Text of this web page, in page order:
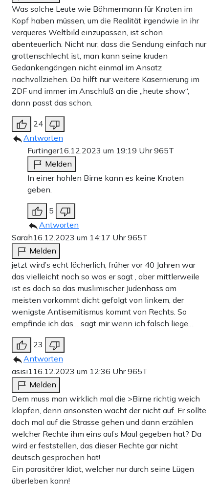
Was solche Leute wie Böhmermann für Knoten im
Kopf haben müssen, um die Realität irgendwie in ihr
verqueres Weltbild einzupassen, ist schon
abenteuerlich. Nicht nur, dass die Sendung einfach nur
grottenschlecht ist, man kann seine kruden
Gedankengängen nicht einmal im Ansatz
nachvollziehen. Da hilft nur weitere Kasernierung im
ZDF und immer im Anschluß an die „heute show“,
dann passt das schon.
24
Antworten
Furtinger16.12.2023 um 19:19 Uhr965T
Melden
In einer hohlen Birne kann es keine Knoten
geben.
5
Antworten
Sarah16.12.2023 um 14:17 Uhr965T
Melden
jetzt wird’s echt lächerlich, früher vor 40 Jahren war
das vielleicht noch so was er sagt , aber mittlerweile
ist es doch so das muslimischer Judenhass am
meisten vorkommt dicht gefolgt von linkem, der
wenigste Antisemitismus kommt von Rechts. So
empfinde ich das… sagt mir wenn ich falsch liege…
23
Antworten
asisi1 16.12.2023 um 12:36 Uhr965T
Melden
Dem muss man wirklich mal die >Birne richtig weich
klopfen, denn ansonsten wacht der nicht auf. Er sollte
doch mal auf die Strasse gehen und dann erzählen
welcher Rechte ihm eins aufs Maul gegeben hat? Da
wird er feststellen, das dieser Rechte gar nicht
deutsch gesprochen hat!
Ein parasitärer Idiot, welcher nur durch seine Lügen
überleben kann!